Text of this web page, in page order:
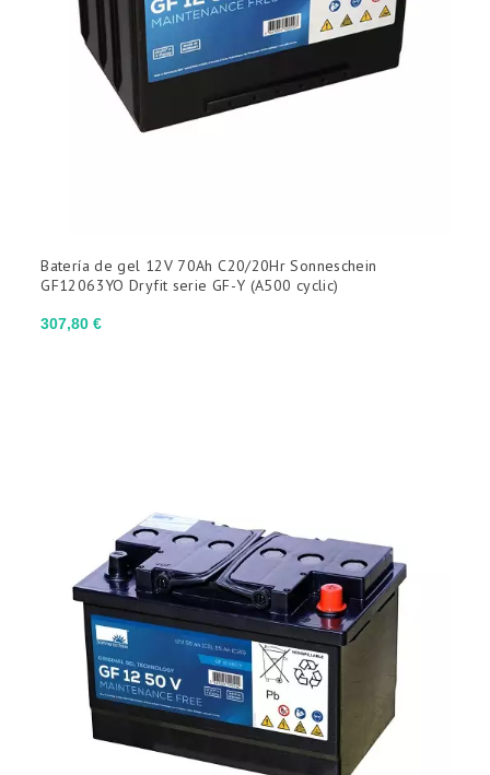
Precio
307,80 €
Batería de gel 12V 70Ah C20/20Hr Sonneschein
GF12063YO Dryfit serie GF-Y (A500 cyclic)